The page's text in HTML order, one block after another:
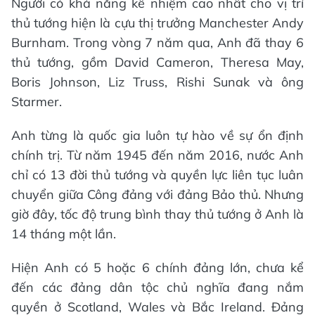
thủ tướng hiện là cựu thị trưởng Manchester Andy
Burnham. Trong vòng 7 năm qua, Anh đã thay 6
thủ tướng, gồm David Cameron, Theresa May,
Boris Johnson, Liz Truss, Rishi Sunak và ông
Starmer.
Anh từng là quốc gia luôn tự hào về sự ổn định
chính trị. Từ năm 1945 đến năm 2016, nước Anh
chỉ có 13 đời thủ tướng và quyền lực liên tục luân
chuyển giữa Công đảng với đảng Bảo thủ. Nhưng
giờ đây, tốc độ trung bình thay thủ tướng ở Anh là
14 tháng một lần.
Hiện Anh có 5 hoặc 6 chính đảng lớn, chưa kể
đến các đảng dân tộc chủ nghĩa đang nắm
quyền ở Scotland, Wales và Bắc Ireland. Đảng